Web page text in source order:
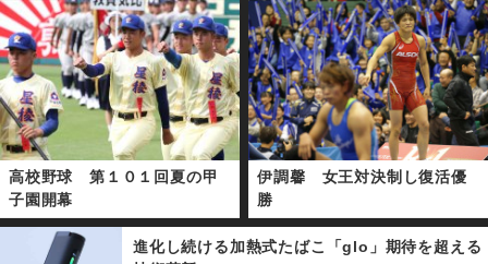
高校野球 第１０１回夏の甲
子園開幕
伊調馨 女王対決制し復活優
勝
進化し続ける加熱式たばこ「glo」期待を超える